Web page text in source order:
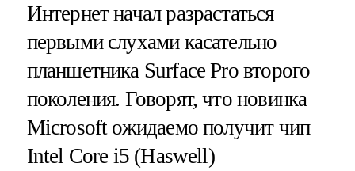
Интернет начал разрастаться
первыми слухами касательно
планшетника Surface Pro второго
поколения. Говорят, что новинка
Microsoft ожидаемо получит чип
Intel Core i5 (Haswell)